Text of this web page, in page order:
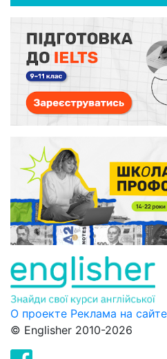
О проекте Реклама на сайте
© Englisher 2010-2026